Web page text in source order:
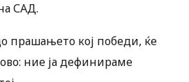
САД.
прашањето кој победи, ќе
ние ја дефинираме